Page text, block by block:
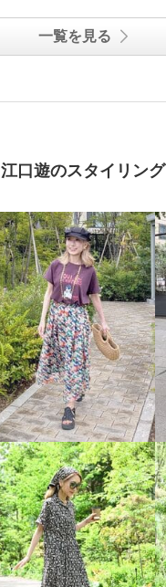
一覧を見る
江口遊のスタイリング